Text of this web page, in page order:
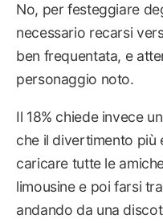
No, per festeggiare
necessario recarsi
ben frequentata, e
personaggio noto.
Il 18% chiede invece
che il divertimento più
caricare tutte le
limousine e poi farsi
andando da una